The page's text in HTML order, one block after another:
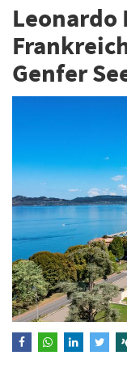
Leonardo
Genfer